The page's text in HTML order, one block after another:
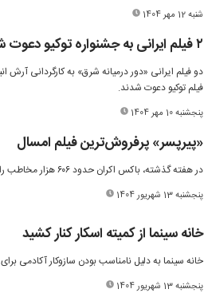
شنبه 12 مهر 1404
۲ فیلم ایرانی به جشنواره توکیو دعوت شدند
دو فیلم ایرانی «دور درمیانه شرق» به کارگردانی آرش
فیلم توکیو دعوت شدند.
پنجشنبه 10 مهر 1404
«پیرپسر» پرفروش‌ترین فیلم امسال
در هفته گذشته، باکس اکران حدود ۶۰۶ هزار مخاطب را به سینما جذب کرد و فروش کلی به ۵۱ میلیارد تومان رسید.
پنجشنبه 13 شهریور 1404
خانه سینما از کمیته اسکار کنار کشید
خانه سینما به دلیل نامناسب بودن سازوکار آکادمی
پنجشنبه 13 شهریور 1404